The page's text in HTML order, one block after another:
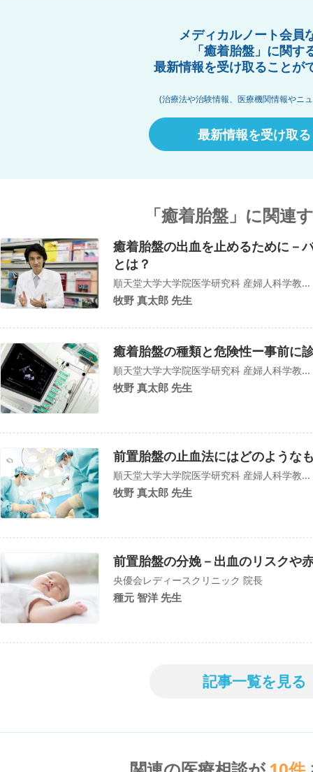
メディカルノート会員
「癒着胎盤」に関す
最新情報を受け取ることが
(治療法や治験情報、医療機関情報やニ
最新情報を受け取る
「癒着胎盤」に関連
癒着胎盤の出血を止めるために－
とは？
順天堂大学大学院医学研究科 産婦人科学教...
牧野 真太郎 先生
癒着胎盤の種類と危険性ー事前に
順天堂大学大学院医学研究科 産婦人科学教...
牧野 真太郎 先生
前置胎盤の止血法にはどのような
順天堂大学大学院医学研究科 産婦人科学教...
牧野 真太郎 先生
前置胎盤の分娩－出血のリスクや
央優会レディースクリニック 院長
種元 智洋 先生
記事一覧を見る